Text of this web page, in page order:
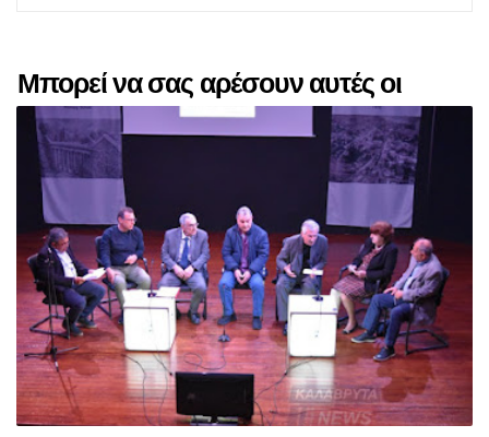
Μπορεί να σας αρέσουν αυτές οι
αναρτήσεις